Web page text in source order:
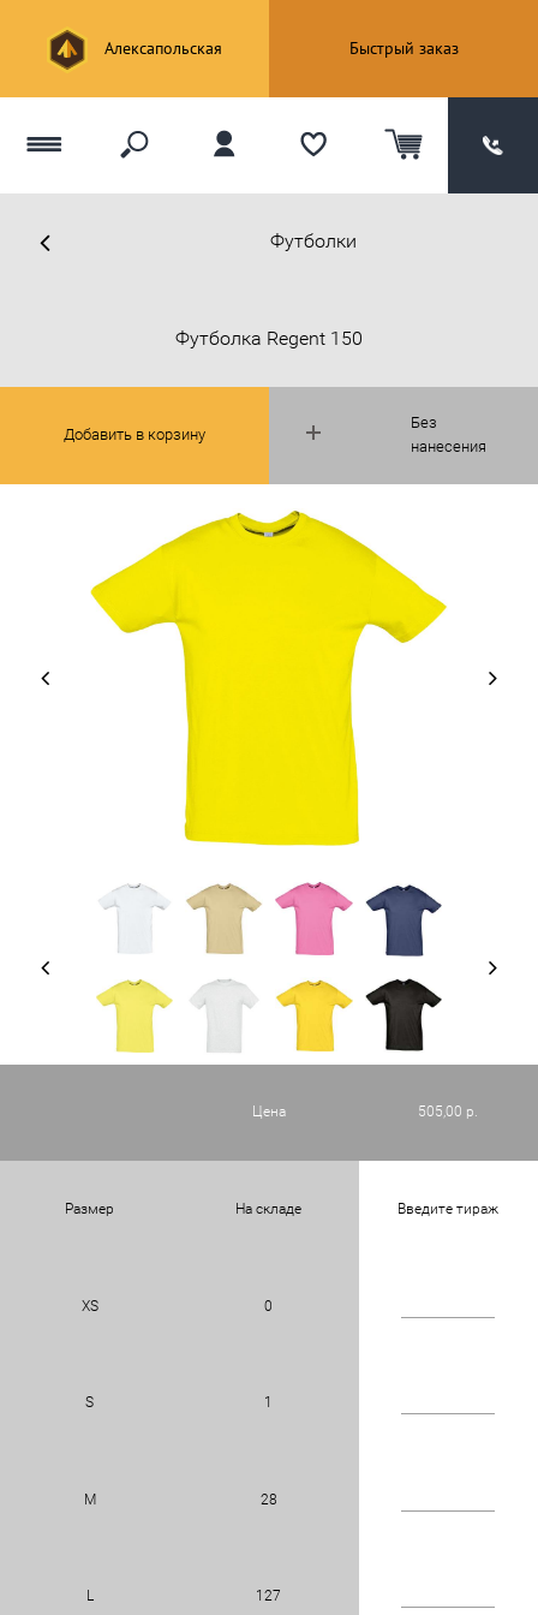
Алексапольская Быстрый заказ
Футболки
Без
нанесения
Футболка Regent 150
Добавить в корзину
Цена 505,00 р.
Размер На складе Введите тираж
XS 0
S 1
M 28
L 127